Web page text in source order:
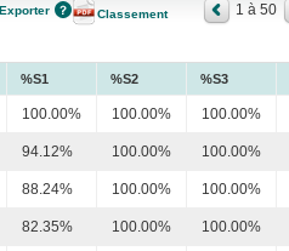
Exporter Classement 1 à 50
%S1 %S2 %S3
100.00% 100.00% 100.00%
94.12% 100.00% 100.00%
88.24% 100.00% 100.00%
82.35% 100.00% 100.00%